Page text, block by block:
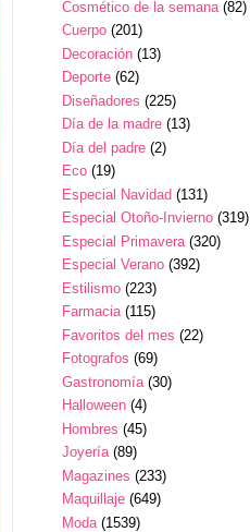
Cosmético de la semana (82)
Cuerpo (201)
Decoración (13)
Deporte (62)
Diseñadores (225)
Día de la madre (13)
Día del padre (2)
Eco (19)
Especial Navidad (131)
Especial Otoño-Invierno (319)
Especial Primavera (320)
Especial Verano (392)
Estilismo (223)
Farmacia (115)
Favoritos del mes (22)
Fotografos (69)
Gastronomía (30)
Halloween (4)
Hombres (45)
Joyería (89)
Magazines (233)
Maquillaje (649)
Moda (1539)